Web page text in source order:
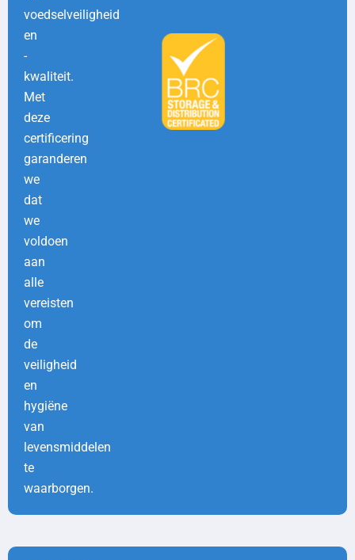
voedselveiligheid
en
-
kwaliteit.
Met
deze
certificering
garanderen
we
dat
we
voldoen
aan
alle
vereisten
om
de
veiligheid
en
hygiëne
van
levensmiddelen
te
waarborgen.